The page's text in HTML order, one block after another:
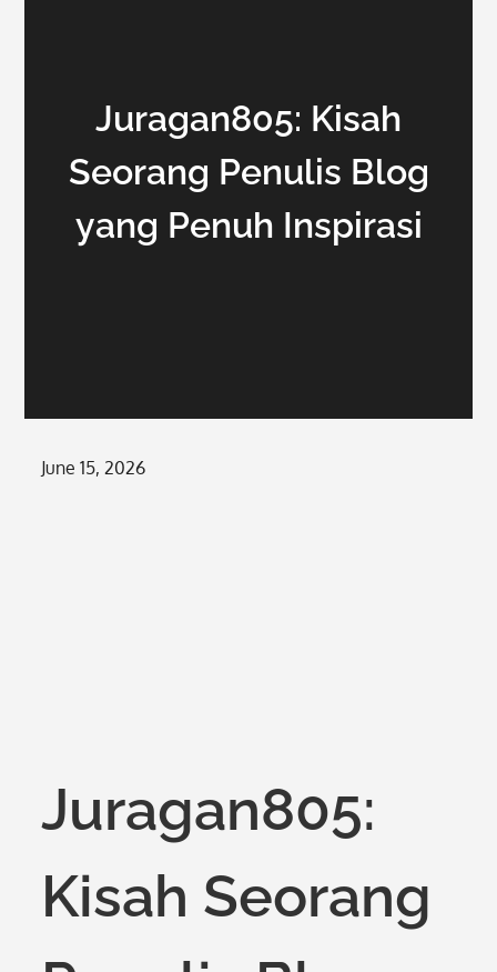
Juragan805: Kisah
Seorang Penulis Blog
yang Penuh Inspirasi
Posted
June 15, 2026
Juragan805:
Kisah Seorang